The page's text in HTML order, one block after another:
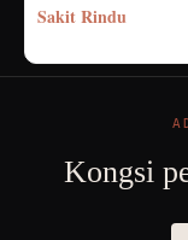
Sakit Rindu
Kongsi